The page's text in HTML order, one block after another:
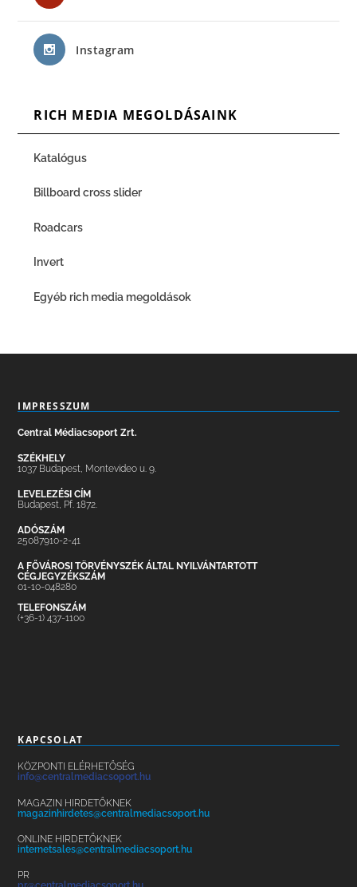
Instagram
RICH MEDIA MEGOLDÁSAINK
Katalógus
Billboard cross slider
Roadcars
Invert
Egyéb rich media megoldások
IMPRESSZUM
Central Médiacsoport Zrt.
SZÉKHELY
1037 Budapest, Montevideo u. 9.
LEVELEZÉSI CÍM
Budapest, Pf. 1872.
ADÓSZÁM
25087910-2-41
A FŐVÁROSI TÖRVÉNYSZÉK ÁLTAL NYILVÁNTARTOTT
CÉGJEGYZÉKSZÁM
01-10-048280
TELEFONSZÁM
(+36-1) 437-1100
KAPCSOLAT
KÖZPONTI ELÉRHETŐSÉG
info@centralmediacsoport.hu
MAGAZIN HIRDETŐKNEK
magazinhirdetes@centralmediacsoport.hu
ONLINE HIRDETŐKNEK
internetsales@centralmediacsoport.hu
PR